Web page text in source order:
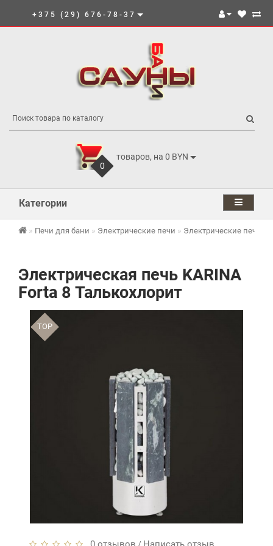
+375 (29) 676-78-37
0
товаров, на 0 BYN
Категории
Печи для бани Электрические печи Электрические печи
Электрическая печь KARINA
Forta 8 Талькохлорит
TOP